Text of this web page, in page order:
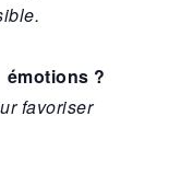
émotions ?
favoriser